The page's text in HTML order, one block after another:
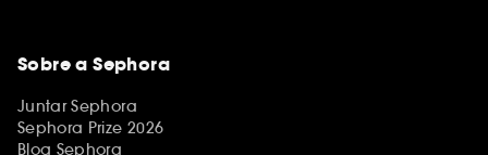
Sobre a Sephora
Juntar Sephora
Sephora Prize 2026
Blog Sephora